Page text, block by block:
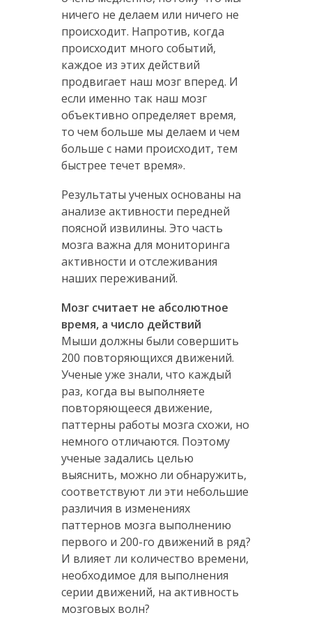
ничего не делаем или ничего не
происходит. Напротив, когда
происходит много событий,
каждое из этих действий
продвигает наш мозг вперед. И
если именно так наш мозг
объективно определяет время,
то чем больше мы делаем и чем
больше с нами происходит, тем
быстрее течет время».
Результаты ученых основаны на
анализе активности передней
поясной извилины. Это часть
мозга важна для мониторинга
активности и отслеживания
наших переживаний.
Мозг считает не абсолютное
время, а число действий
Мыши должны были совершить
200 повторяющихся движений.
Ученые уже знали, что каждый
раз, когда вы выполняете
повторяющееся движение,
паттерны работы мозга схожи, но
немного отличаются. Поэтому
ученые задались целью
выяснить, можно ли обнаружить,
соответствуют ли эти небольшие
различия в изменениях
паттернов мозга выполнению
первого и 200-го движений в ряд?
И влияет ли количество времени,
необходимое для выполнения
серии движений, на активность
мозговых волн?